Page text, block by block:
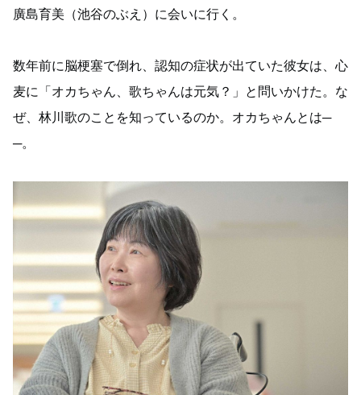
廣島育美（池谷のぶえ）に会いに行く。
数年前に脳梗塞で倒れ、認知の症状が出ていた彼女は、心
麦に「オカちゃん、歌ちゃんは元気？」と問いかけた。な
ぜ、林川歌のことを知っているのか。オカちゃんとは─
─。